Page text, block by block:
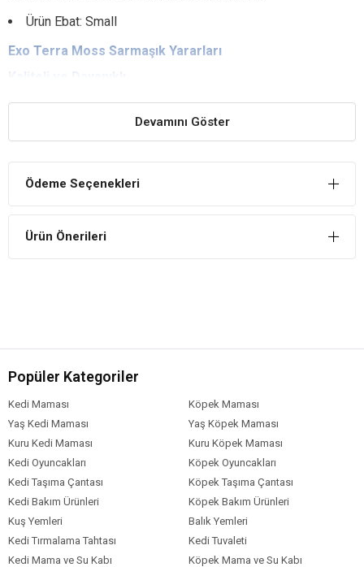
Ürün Ebat: Small
Exo Terra Moss Sarmaşık Yararları
Suya dayanıklı ve kaliteli yapıya sahiptir. Herhangi bir şekilde kopma
veya zedelenme yapmaz.
Doğal Alanında Hissederler
garanti eder.
Kaliteli malzemelerden üretilmiştir. Bu sayede salınım yapmaz ve
Devamını Göster
Ödeme Seçenekleri
Ürün Önerileri
Popüler Kategoriler
Kedi Maması
Köpek Maması
Yaş Kedi Maması
Yaş Köpek Maması
Kuru Kedi Maması
Kuru Köpek Maması
Kedi Oyuncakları
Köpek Oyuncakları
Kedi Taşıma Çantası
Köpek Taşıma Çantası
Kedi Bakım Ürünleri
Köpek Bakım Ürünleri
Kuş Yemleri
Balık Yemleri
Kedi Tırmalama Tahtası
Kedi Tuvaleti
Kedi Mama ve Su Kabı
Köpek Mama ve Su Kabı